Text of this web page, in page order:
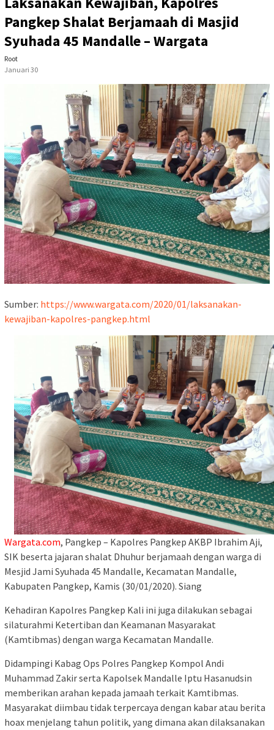
Pangkep Shalat Berjamaah di Masjid
Syuhada 45 Mandalle – Wargata
Root
Januari 30
Sumber: https://www.wargata.com/2020/01/laksanakan-
kewajiban-kapolres-pangkep.html
Wargata.com, Pangkep – Kapolres Pangkep AKBP Ibrahim Aji,
SIK beserta jajaran shalat Dhuhur berjamaah dengan warga di
Mesjid Jami Syuhada 45 Mandalle, Kecamatan Mandalle,
Kabupaten Pangkep, Kamis (30/01/2020). Siang
Kehadiran Kapolres Pangkep Kali ini juga dilakukan sebagai
silaturahmi Ketertiban dan Keamanan Masyarakat
(Kamtibmas) dengan warga Kecamatan Mandalle.
Didampingi Kabag Ops Polres Pangkep Kompol Andi
Muhammad Zakir serta Kapolsek Mandalle Iptu Hasanudsin
memberikan arahan kepada jamaah terkait Kamtibmas.
Masyarakat diimbau tidak terpercaya dengan kabar atau berita
hoax menjelang tahun politik, yang dimana akan dilaksanakan